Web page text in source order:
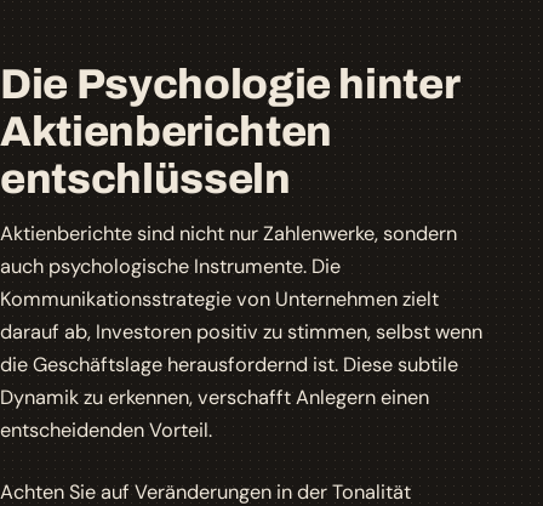
Die Psychologie hinter
Aktienberichten
entschlüsseln
Aktienberichte sind nicht nur Zahlenwerke, sondern
auch psychologische Instrumente. Die
Kommunikationsstrategie von Unternehmen zielt
darauf ab, Investoren positiv zu stimmen, selbst wenn
die Geschäftslage herausfordernd ist. Diese subtile
Dynamik zu erkennen, verschafft Anlegern einen
entscheidenden Vorteil.
Achten Sie auf Veränderungen in der Tonalität